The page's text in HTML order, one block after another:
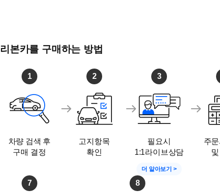
리본카를 구매하는 방법
1
차량 검색 후
구매 결정
2
고지항목
확인
3
필요시
1:1라이브상담
더 알아보기 >
주
7 8